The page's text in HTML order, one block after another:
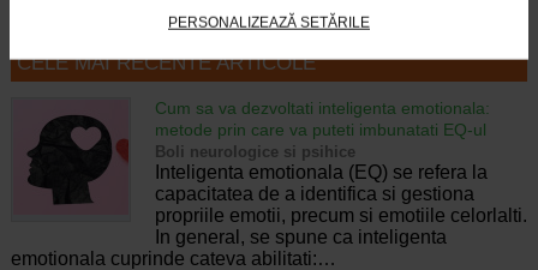
PERSONALIZEAZĂ SETĂRILE
CELE MAI RECENTE ARTICOLE
Cum sa va dezvoltati inteligenta emotionala:
metode prin care va puteti imbunatati EQ-ul
Boli neurologice si psihice
Inteligenta emotionala (EQ) se refera la
capacitatea de a identifica si gestiona
propriile emotii, precum si emotiile celorlalti.
In general, se spune ca inteligenta
emotionala cuprinde cateva abilitati:…